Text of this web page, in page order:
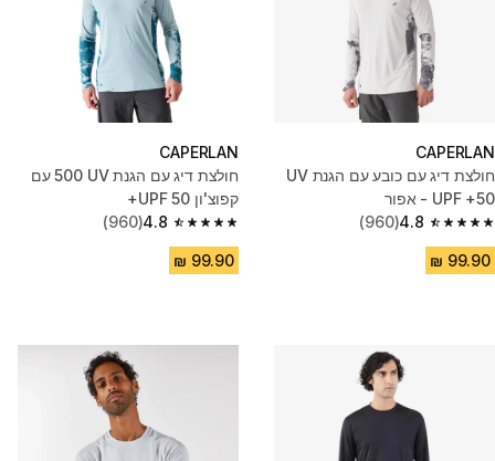
CAPERLAN
חולצת דיג עם כובע עם הגנת UV
UPF +50 - אפור
4.8
4.8 out of 5 stars from 960 reviews
(960)
CAPERLAN
חולצת דיג עם הגנת UV ‏500 עם
קפוצ'ון UPF 50+
4.8
4.8 out of 5 stars from 960 reviews
(960)